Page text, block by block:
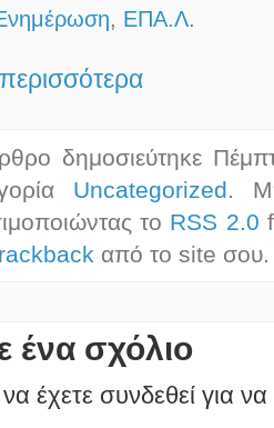
, ΕΠΑ.Λ.
δημοσιεύτηκε
Uncategorized .
το RSS 2.0
από το site σου.
ένα σχόλιο
έχετε συνδεθεί για